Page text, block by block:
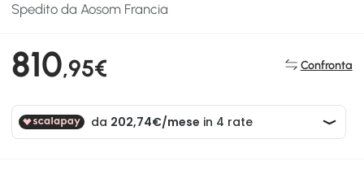
Spedito da Aosom Francia
810,95€ Confronta